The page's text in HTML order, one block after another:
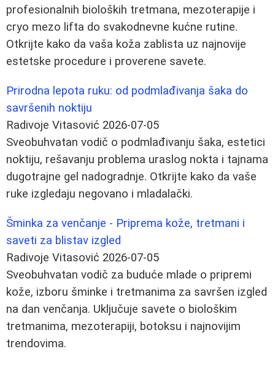
profesionalnih bioloških tretmana, mezoterapije i
cryo mezo lifta do svakodnevne kućne rutine.
Otkrijte kako da vaša koža zablista uz najnovije
estetske procedure i proverene savete.
Prirodna lepota ruku: od podmlađivanja šaka do
savršenih noktiju
Radivoje Vitasović 2026-07-05
Sveobuhvatan vodič o podmlađivanju šaka, estetici
noktiju, rešavanju problema uraslog nokta i tajnama
dugotrajne gel nadogradnje. Otkrijte kako da vaše
ruke izgledaju negovano i mladalački.
Šminka za venčanje - Priprema kože, tretmani i
saveti za blistav izgled
Radivoje Vitasović 2026-07-05
Sveobuhvatan vodič za buduće mlade o pripremi
kože, izboru šminke i tretmanima za savršen izgled
na dan venčanja. Uključuje savete o biološkim
tretmanima, mezoterapiji, botoksu i najnovijim
trendovima.